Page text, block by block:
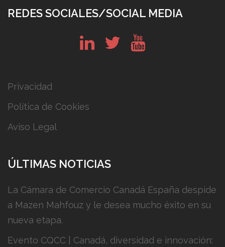
REDES SOCIALES/SOCIAL MEDIA
Privacidad
Política de Cookies
Aviso Legal
ÚLTIMAS NOTICIAS
La Cámara de Comercio Canadá España despide
a Mazen Mahfouz y le desea mucho éxito en su
nueva etapa.
Evento CQCC | Canadá, diversidad e innovación: